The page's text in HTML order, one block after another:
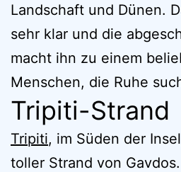
Landschaft und Dünen.
sehr klar und die
macht ihn zu einem
Menschen, die Ruhe
Tripiti-Strand
Tripiti, im Süden der
toller Strand von